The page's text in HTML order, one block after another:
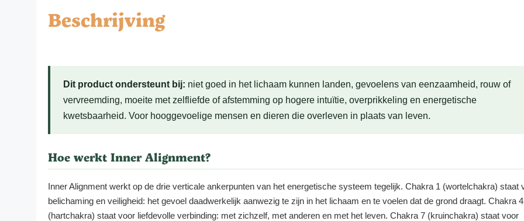
Beschrijving
Dit product ondersteunt bij: niet goed in het lichaam kunnen landen, gevoelens van eenzaamheid, rouw of
vervreemding, moeite met zelfliefde of afstemming op hogere intuïtie, overprikkeling en energetische
kwetsbaarheid. Voor hooggevoelige mensen en dieren die overleven in plaats van leven.
Hoe werkt Inner Alignment?
Inner Alignment werkt op de drie verticale ankerpunten van het energetische systeem tegelijk. Chakra 1 (wortelchakra) staat
belichaming en veiligheid: het gevoel daadwerkelijk aanwezig te zijn in het lichaam en te voelen dat de grond draagt. Chakra 4
(hartchakra) staat voor liefdevolle verbinding: met zichzelf, met anderen en met het leven. Chakra 7 (kruinchakra) staat voor